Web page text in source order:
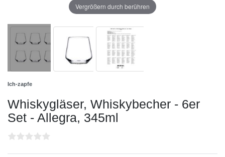
Vergrößern durch berühren
Ich-zapfe
Whiskygläser, Whiskybecher - 6er
Set - Allegra, 345ml